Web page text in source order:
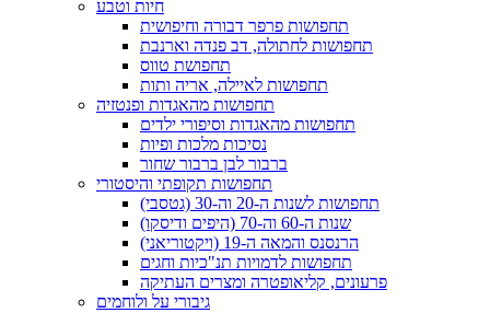
חיות וטבע
תחפושות פרפר דבורה וחיפושית
תחפושות לחתולה, דב פנדה וארנבת
תחפושת טווס
תחפושות לאיילה, אריה ותות
תחפושות מהאגדות ופנטזיה
תחפושות מהאגדות וסיפורי ילדים
נסיכות מלכות ופיות
ברבור לבן ברבור שחור
תחפושות תקופתי והיסטורי
תחפושות לשנות ה-20 וה-30 (גטסבי)
שנות ה-60 וה-70 (היפים ודיסקו)
הרנסנס והמאה ה-19 (ויקטוריאני)
תחפושות לדמויות תנ"כיות וחגים
פרעונים, קליאופטרה ומצרים העתיקה
גיבורי על ולוחמים